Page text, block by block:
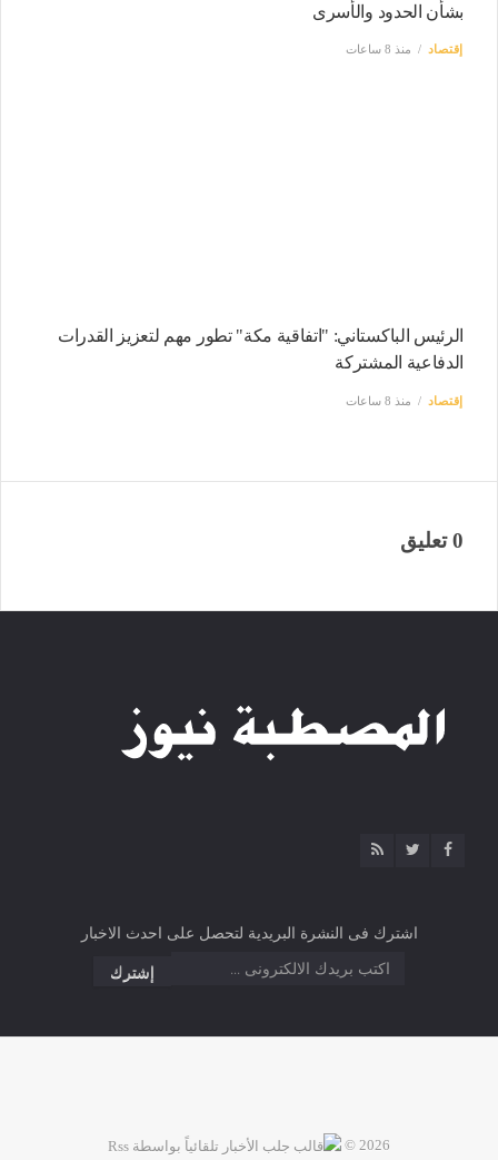
بشأن الحدود والأسرى
إقتصاد منذ 8 ساعات
الرئيس الباكستاني: "اتفاقية مكة" تطور مهم لتعزيز القدرات
الدفاعية المشتركة
إقتصاد منذ 8 ساعات
0 تعليق
اشترك فى النشرة البريدية لتحصل على احدث الاخبار
2026 ©